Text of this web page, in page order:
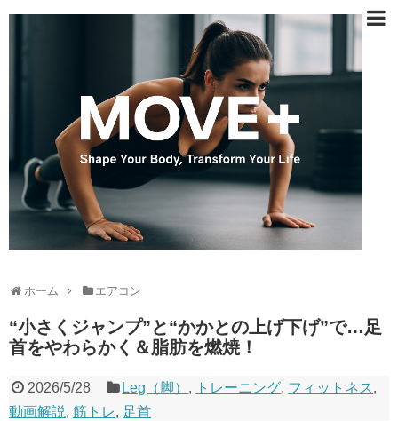
ホーム エアコン
“小さくジャンプ”と“かかとの上げ下げ”で…足
首をやわらかく＆脂肪を燃焼！
2026/5/28 Leg（脚） , トレーニング, フィットネス,
動画解説, 筋トレ, 足首